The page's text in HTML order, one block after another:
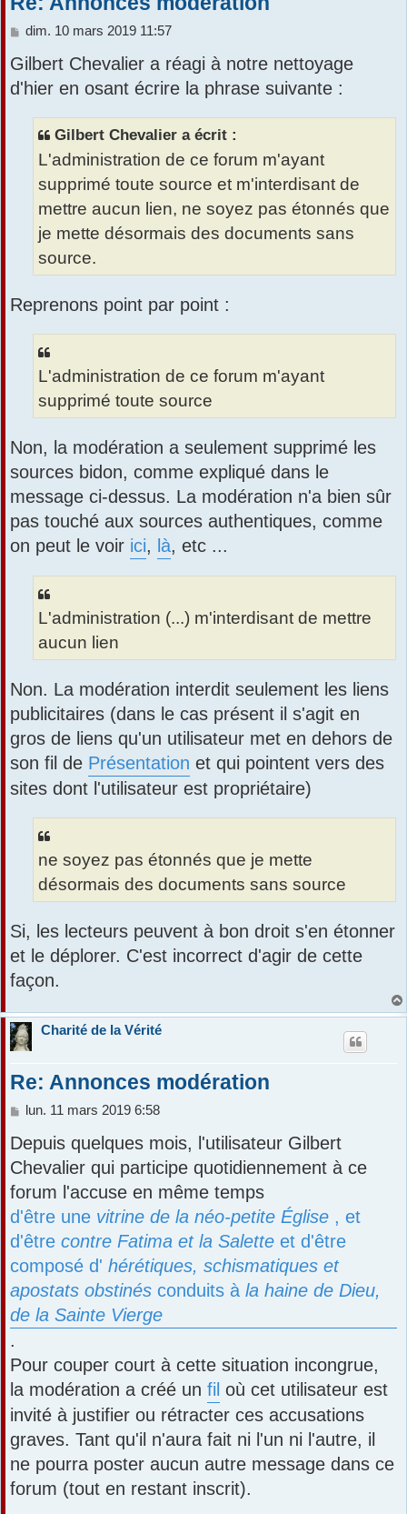
M
s
s
a
dim. 10 mars 2019 11:57
Gilbert Chevalier a réagi à notre nettoyage
d'hier en osant écrire la phrase suivante :
Gilbert Chevalier a écrit :
L'administration de ce forum m'ayant
supprimé toute source et m'interdisant de
mettre aucun lien, ne soyez pas étonnés que
je mette désormais des documents sans
source.
Reprenons point par point :
L'administration de ce forum m'ayant
supprimé toute source
Non, la modération a seulement supprimé les
sources bidon, comme expliqué dans le
message ci-dessus. La modération n'a bien sûr
pas touché aux sources authentiques, comme
on peut le voir ici, là, etc ...
L'administration (...) m'interdisant de mettre
aucun lien
Non. La modération interdit seulement les liens
publicitaires (dans le cas présent il s'agit en
gros de liens qu'un utilisateur met en dehors de
son fil de Présentation et qui pointent vers des
sites dont l'utilisateur est propriétaire)
ne soyez pas étonnés que je mette
désormais des documents sans source
Si, les lecteurs peuvent à bon droit s'en étonner
et le déplorer. C'est incorrect d'agir de cette
façon.
Charité de la Vérité
Re: Annonces modération
M
s
s
a
g
e
lun. 11 mars 2019 6:58
Depuis quelques mois, l'utilisateur Gilbert
Chevalier qui participe quotidiennement à ce
forum l'accuse en même temps
d'être une vitrine de la néo-petite Église , et
d'être contre Fatima et la Salette et d'être
composé d' hérétiques, schismatiques et
apostats obstinés conduits à la haine de Dieu,
de la Sainte Vierge
.
Pour couper court à cette situation incongrue,
la modération a créé un fil où cet utilisateur est
invité à justifier ou rétracter ces accusations
graves. Tant qu'il n'aura fait ni l'un ni l'autre, il
ne pourra poster aucun autre message dans ce
forum (tout en restant inscrit).